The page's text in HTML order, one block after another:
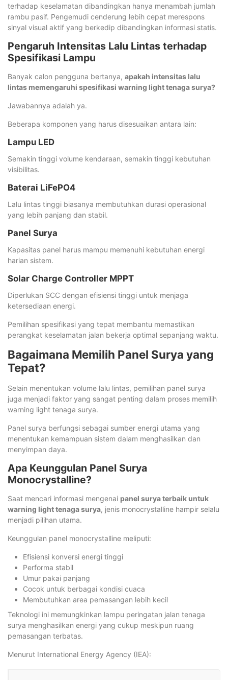
terhadap keselamatan dibandingkan hanya menambah jumlah
rambu pasif. Pengemudi cenderung lebih cepat merespons
sinyal visual aktif yang berkedip dibandingkan informasi statis.
Pengaruh Intensitas Lalu Lintas terhadap
Spesifikasi Lampu
Banyak calon pengguna bertanya, apakah intensitas lalu
lintas memengaruhi spesifikasi warning light tenaga surya?
Jawabannya adalah ya.
Beberapa komponen yang harus disesuaikan antara lain:
Lampu LED
Semakin tinggi volume kendaraan, semakin tinggi kebutuhan
visibilitas.
Baterai LiFePO4
Lalu lintas tinggi biasanya membutuhkan durasi operasional
yang lebih panjang dan stabil.
Panel Surya
Kapasitas panel harus mampu memenuhi kebutuhan energi
harian sistem.
Solar Charge Controller MPPT
Diperlukan SCC dengan efisiensi tinggi untuk menjaga
ketersediaan energi.
Pemilihan spesifikasi yang tepat membantu memastikan
perangkat keselamatan jalan bekerja optimal sepanjang waktu.
Bagaimana Memilih Panel Surya yang
Tepat?
Selain menentukan volume lalu lintas, pemilihan panel surya
juga menjadi faktor yang sangat penting dalam proses memilih
warning light tenaga surya.
Panel surya berfungsi sebagai sumber energi utama yang
menentukan kemampuan sistem dalam menghasilkan dan
menyimpan daya.
Apa Keunggulan Panel Surya
Monocrystalline?
Saat mencari informasi mengenai panel surya terbaik untuk
warning light tenaga surya, jenis monocrystalline hampir selalu
menjadi pilihan utama.
Keunggulan panel monocrystalline meliputi:
Efisiensi konversi energi tinggi
Performa stabil
Umur pakai panjang
Cocok untuk berbagai kondisi cuaca
Membutuhkan area pemasangan lebih kecil
Teknologi ini memungkinkan lampu peringatan jalan tenaga
surya menghasilkan energi yang cukup meskipun ruang
pemasangan terbatas.
Menurut International Energy Agency (IEA):